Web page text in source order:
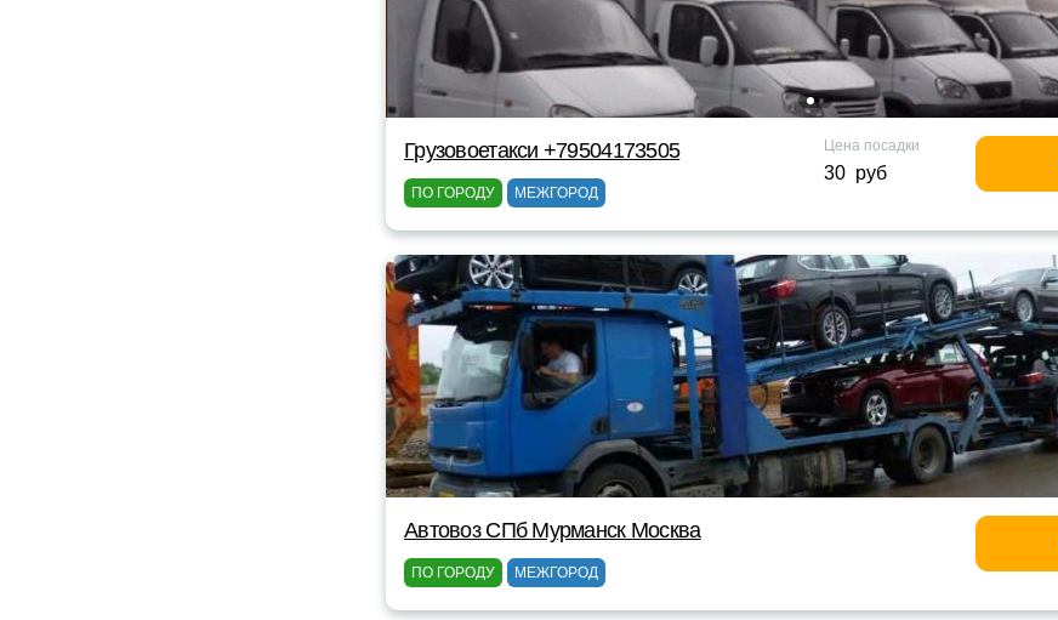
Грузовоетакси +79504173505
ПО ГОРОДУ МЕЖГОРОД
Цена посадки
30 руб
Автовоз СПб Мурманск Москва
ПО ГОРОДУ МЕЖГОРОД